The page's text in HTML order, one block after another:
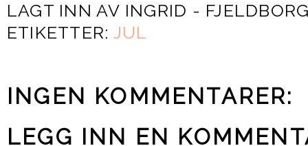
LAGT INN AV INGRID -
ETIKETTER: JUL
INGEN KOMMENTARER:
LEGG INN EN